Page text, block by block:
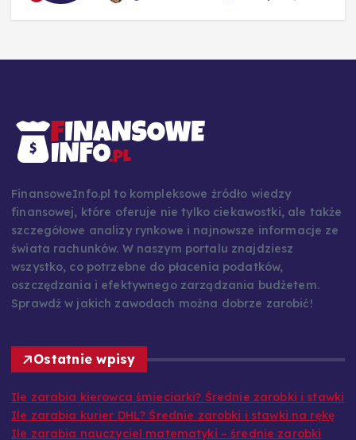
FinansoweInfo.pl to kompleksowe źródło wiedzy
finansowej, które oferuje nie tylko ciekawostki, ale także
szczegółowe analizy rynkowe i najnowsze informacje ze
świata rachunków. W naszym portalu znajdziesz
wszystko, co potrzebne do płacenia podatków,
oszczędzania i efektywnego zarządzania budżetem.
Ostatnie wpisy
Ile zarabia kierowca śmieciarki? Średnie zarobki i stawki
Ile zarabia kurier DHL? Średnie zarobki i stawki na rękę